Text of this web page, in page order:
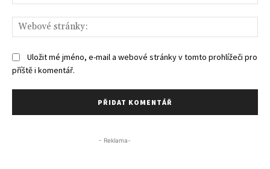
Uložit mé jméno, e-mail a webové stránky v tomto prohlížeči pro
příště i komentář.
- Reklama-